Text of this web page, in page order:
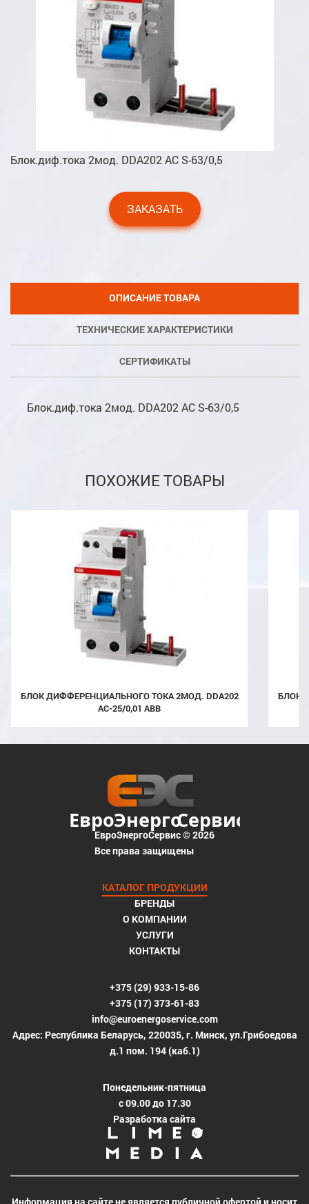
Блок.диф.тока 2мод. DDA202 AC S-63/0,5
ЗАКАЗАТЬ
ОПИСАНИЕ ТОВАРА
ТЕХНИЧЕСКИЕ ХАРАКТЕРИСТИКИ
СЕРТИФИКАТЫ
Блок.диф.тока 2мод. DDA202 AC S-63/0,5
ПОХОЖИЕ ТОВАРЫ
БЛОК ДИФФЕРЕНЦИАЛЬНОГО ТОКА 2МОД. DDA202
AC-25/0,01 ABB
БЛОК ДИФФЕРЕНЦИАЛЬНОГО ТОКА 2МОД. DDA202
ЕвроЭнергоСервис © 2026
Все права защищены
КАТАЛОГ ПРОДУКЦИИ
БРЕНДЫ
О КОМПАНИИ
УСЛУГИ
КОНТАКТЫ
+375 (29) 933-15-86
+375 (17) 373-61-83
info@euroenergoservice.com
Адрес: Республика Беларусь, 220035, г. Минск, ул.Грибоедова
д.1 пом. 194 (каб.1)
Понедельник-пятница
с 09.00 до 17.30
Разработка сайта